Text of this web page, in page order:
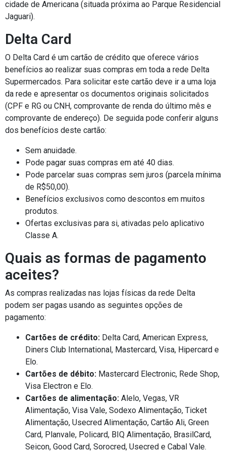
cidade de Americana (situada próxima ao Parque Residencial
Jaguari).
Delta Card
O Delta Card é um cartão de crédito que oferece vários
benefícios ao realizar suas compras em toda a rede Delta
Supermercados. Para solicitar este cartão deve ir a uma loja
da rede e apresentar os documentos originais solicitados
(CPF e RG ou CNH, comprovante de renda do último mês e
comprovante de endereço). De seguida pode conferir alguns
dos benefícios deste cartão:
Sem anuidade.
Pode pagar suas compras em até 40 dias.
Pode parcelar suas compras sem juros (parcela mínima
de R$50,00).
Benefícios exclusivos como descontos em muitos
produtos.
Ofertas exclusivas para si, ativadas pelo aplicativo
Classe A.
Quais as formas de pagamento
aceites?
As compras realizadas nas lojas físicas da rede Delta
podem ser pagas usando as seguintes opções de
pagamento:
Cartões de crédito: Delta Card, American Express,
Diners Club International, Mastercard, Visa, Hipercard e
Elo.
Cartões de débito: Mastercard Electronic, Rede Shop,
Visa Electron e Elo.
Cartões de alimentação: Alelo, Vegas, VR
Alimentação, Visa Vale, Sodexo Alimentação, Ticket
Alimentação, Usecred Alimentação, Cartão Ali, Green
Card, Planvale, Policard, BIQ Alimentação, BrasilCard,
Seicon, Good Card, Sorocred, Usecred e Cabal Vale.